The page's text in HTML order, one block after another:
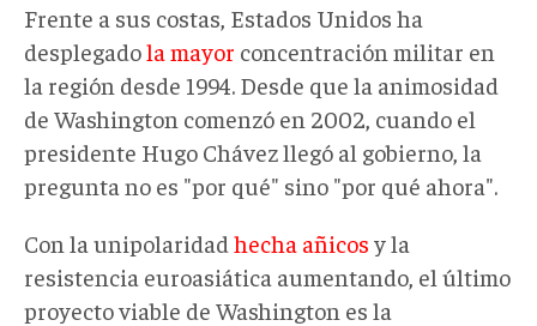
Frente a sus costas, Estados Unidos ha
desplegadola mayor concentración militar en
la región desde 1994. Desde que la animosidad
de Washington comenzó en 2002, cuando el
presidente Hugo Chávez llegó al gobierno, la
pregunta no es "por qué" sino "por qué ahora".
Con la unipolaridad hecha añicos y la
resistencia euroasiática aumentando, el último
proyecto viable de Washington es la